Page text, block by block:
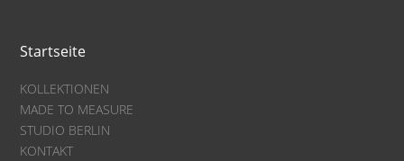
Startseite
KOLLEKTIONEN
MADE TO MEASURE
STUDIO BERLIN
KONTAKT